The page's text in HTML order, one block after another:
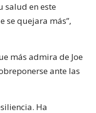
salud en este
se quejara más”,
más admira de Joe
ante las
Ha